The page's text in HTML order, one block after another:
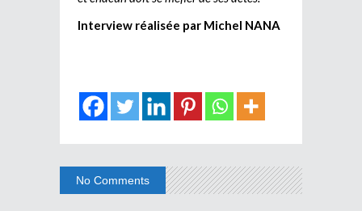
Interview réalisée par Michel NANA
No Comments